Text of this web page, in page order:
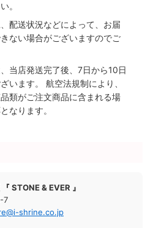
。
配送状況などによって、お届
ない場合がございますのでご
当店発送完了後、7日から10日
います。 航空法規制により、
類がご注文商品に含まれる場
なります。
STONE & EVER 』
7
shrine.co.jp